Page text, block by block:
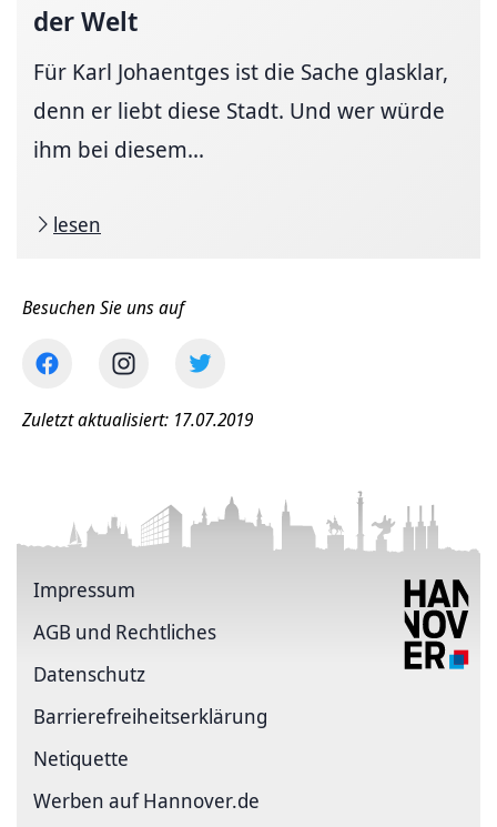
der Welt
Für Karl Johaentges ist die Sache glasklar,
denn er liebt diese Stadt. Und wer würde
ihm bei diesem...
lesen
Besuchen Sie uns auf
Zuletzt aktualisiert: 17.07.2019
Impressum
AGB und Rechtliches
Datenschutz
Barriere­freiheits­erklärung
Netiquette
Werben auf Hannover.de